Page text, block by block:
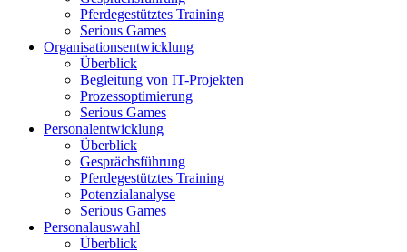
Pferdegestütztes Training
Serious Games
Organisationsentwicklung
Überblick
Begleitung von IT-Projekten
Prozessoptimierung
Serious Games
Personalentwicklung
Überblick
Gesprächsführung
Pferdegestütztes Training
Potenzialanalyse
Serious Games
Personalauswahl
Überblick